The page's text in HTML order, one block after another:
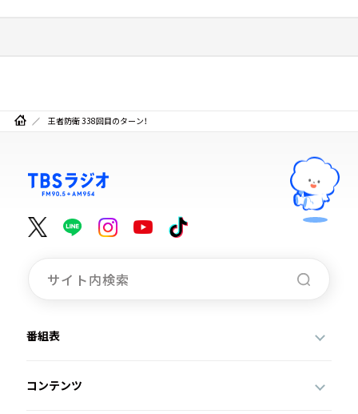
王者防衛 338回目のターン！
番組表
コンテンツ